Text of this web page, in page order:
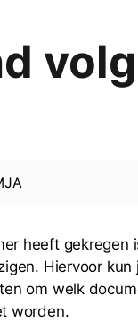
heeft gekregen
Hiervoor
om welk
worden.